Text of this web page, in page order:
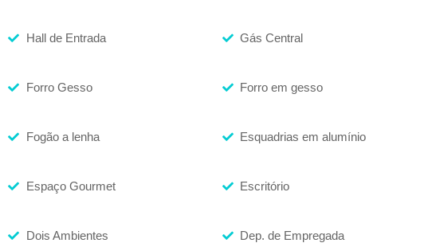
Hall de Entrada Gás Central
Forro Gesso Forro em gesso
Fogão a lenha Esquadrias em alumínio
Espaço Gourmet Escritório
Dois Ambientes Dep. de Empregada